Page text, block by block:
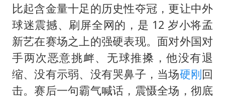
消费新图景｜多举措提升消费体验 释放夏日经济活力
泰国一女公务员妆容引争议 本人回应
女子利用漏洞0元薅走3000多件家电
吉林一“温度计大楼”读数爆表
奋进开新局 实干挑大梁
比起含金量十足的历史性夺冠，更让中外
球迷震撼、刷屏全网的，是 12 岁小将孟
新艺在赛场之上的强硬表现。面对外国对
手两次恶意挑衅、无球推搡，他没有退
缩、没有示弱、没有哭鼻子，当场硬刚回
击。赛后一句霸气喊话，震慑全场，彻底